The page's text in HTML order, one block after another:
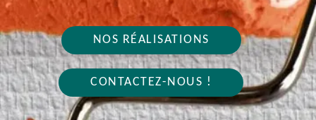
NOS RÉALISATIONS
CONTACTEZ-NOUS !